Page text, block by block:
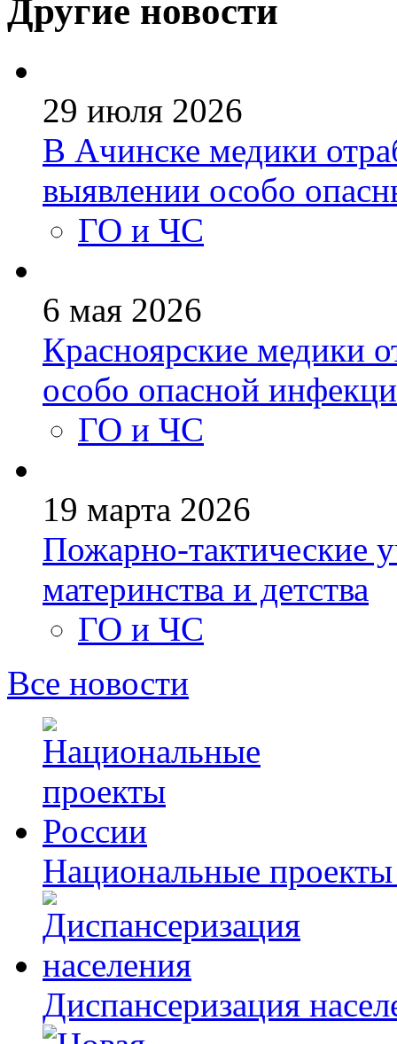
Другие новости
29 июля 2026
В Ачинске медики
выявлении особо
ГО и ЧС
6 мая 2026
Красноярские медики
особо опасной
ГО и ЧС
19 марта 2026
Пожарно-тактические
материнства и детства
ГО и ЧС
Все новости
Национальные
Диспансеризация